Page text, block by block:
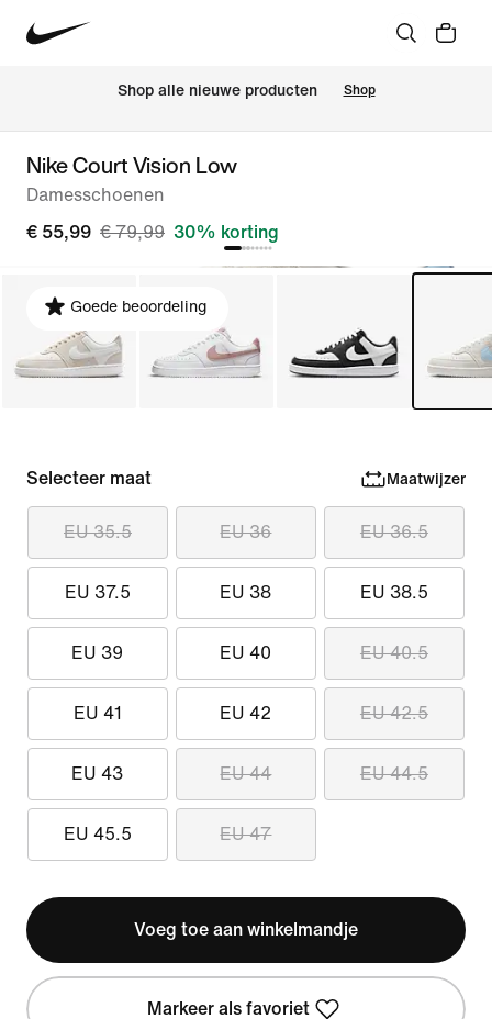
Shop alle nieuwe producten Shop
Nike Court Vision Low
Damesschoenen
€ 55,99 € 79,99 30% korting
Goede beoordeling
Selecteer maat Maatwijzer
EU 35.5 EU 36 EU 36.5
EU 37.5 EU 38 EU 38.5
EU 39 EU 40 EU 40.5
EU 41 EU 42 EU 42.5
EU 43 EU 44 EU 44.5
EU 45.5 EU 47
Voeg toe aan winkelmandje
Markeer als favoriet